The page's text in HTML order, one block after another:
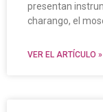
presentan
charango, el
VER EL ARTÍCULO »